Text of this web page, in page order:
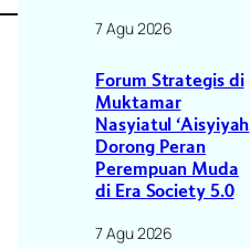
7 Agu 2026
Forum Strategis di
Muktamar
Nasyiatul ‘Aisyiyah
Dorong Peran
Perempuan Muda
di Era Society 5.0
7 Agu 2026